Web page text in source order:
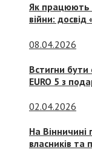
Як працюють
війни: досвід
08.04.2026
Встигни
EURO 5 з
02.04.2026
На Вінничині
власників